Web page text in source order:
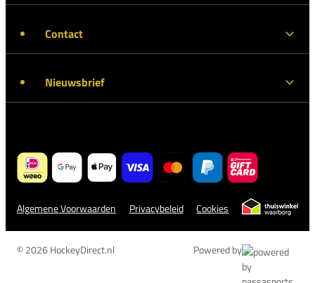
Contact
Nieuwsbrief
Algemene Voorwaarden Privacybeleid Cookies
© 2026 HockeyDirect.nl Powered by